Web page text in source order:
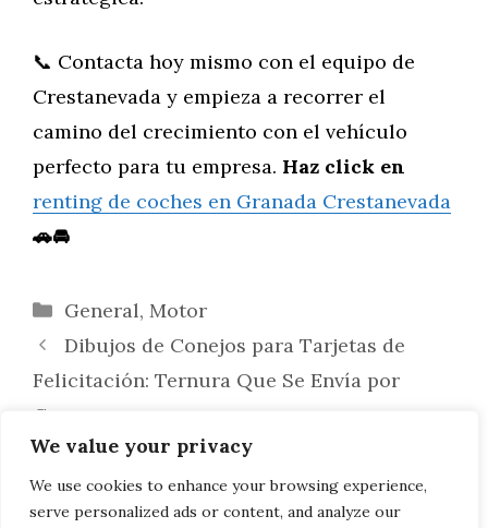
We value your privacy
We use cookies to enhance your browsing experience,
serve personalized ads or content, and analyze our
📞 Contacta hoy mismo con el equipo de
Crestanevada y empieza a recorrer el
camino del crecimiento con el vehículo
perfecto para tu empresa. Haz click en
renting de coches en Granada Crestanevada
🚗🚘
Categorías
General, Motor
Dibujos de Conejos para Tarjetas de
Felicitación: Ternura Que Se Envía por
Correo
De boceto a negocio: Cómo monetizar
tus dibujos de loros en Etsy y con Print-on-
Demand